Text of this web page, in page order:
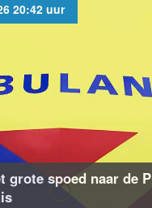
20:42 uur
grote spoed naar de